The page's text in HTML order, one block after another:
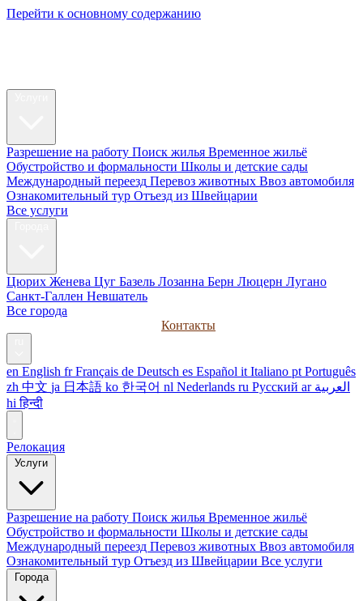
Перейти к основному содержанию
Разрешение на работу Поиск жилья Временное жильё
Обустройство и формальности Школы и детские сады
Международный переезд Перевоз животных Ввоз автомобиля
Ознакомительный тур Отъезд из Швейцарии
Все услуги
Цюрих Женева Цуг Базель Лозанна Берн Люцерн Лугано
Санкт-Галлен Невшатель
Все города
Контакты
en English fr Français de Deutsch es Español it Italiano pt Português
zh 中文 ja 日本語 ko 한국어 nl Nederlands ru Русский ar العربية
hi हिन्दी
Релокация
Услуги
Разрешение на работу Поиск жилья Временное жильё
Обустройство и формальности Школы и детские сады
Международный переезд Перевоз животных Ввоз автомобиля
Ознакомительный тур Отъезд из Швейцарии Все услуги
Города